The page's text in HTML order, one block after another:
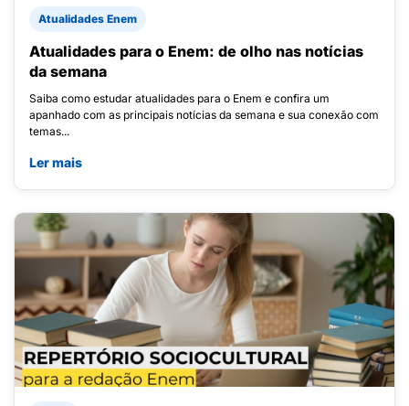
Atualidades Enem
Atualidades para o Enem: de olho nas notícias
da semana
Saiba como estudar atualidades para o Enem e confira um
apanhado com as principais notícias da semana e sua conexão com
temas...
Ler mais